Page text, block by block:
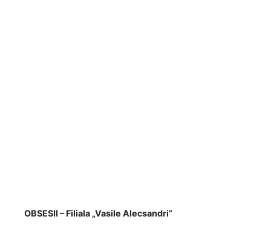
OBSESII – Filiala „Vasile Alecsandri”